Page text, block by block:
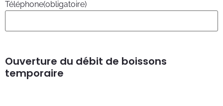
Téléphone(obligatoire)
Ouverture du débit de boissons
temporaire